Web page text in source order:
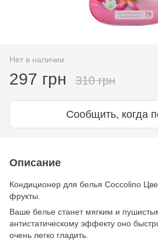
Нет в наличии
297 грн 310 грн
Сообщить, когда
Описание
Кондиционер для белья Coccolino
фрукты.
Ваше белье станет мягким и
антистатическому эффекту оно
очень легко гладить.